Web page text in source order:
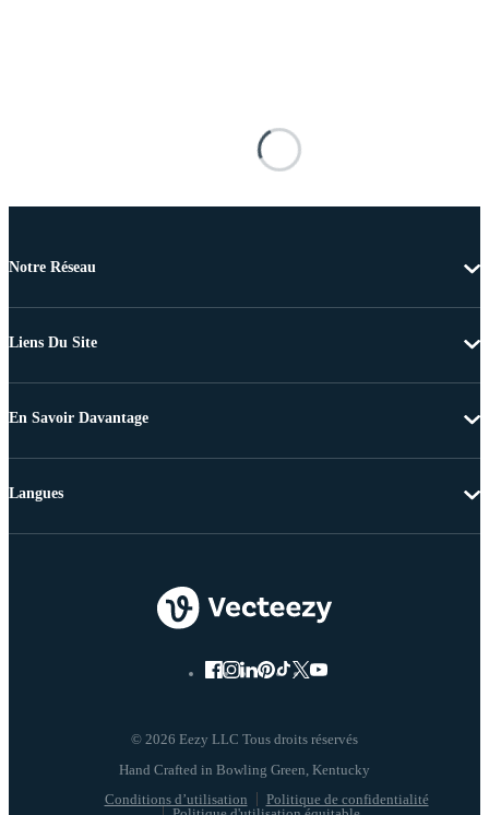
Notre Réseau
Liens Du Site
En Savoir Davantage
© 2026 Eezy LLC Tous droits réservés
Conditions d’utilisation
Politique de confidentialité
Langues